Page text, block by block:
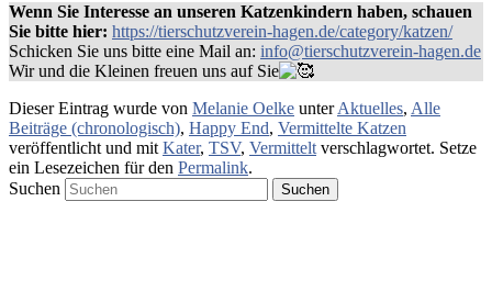
Wenn Sie Interesse an unseren Katzenkindern haben, schauen
Sie bitte hier: https://tierschutzverein-hagen.de/category/katzen/
Schicken Sie uns bitte eine Mail an: info@tierschutzverein-hagen.de
Wir und die Kleinen freuen uns auf Sie
Dieser Eintrag wurde von Melanie Oelke unterAktuelles, Alle
Beiträge (chronologisch), Happy End, Vermittelte Katzen
veröffentlicht und mit Kater, TSV, Vermittelt verschlagwortet. Setze
ein Lesezeichen für den Permalink.
Suchen